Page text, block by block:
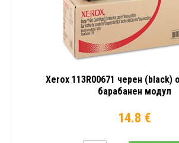
Xerox 113R00671 черен (black)
барабанен модул
14.8 €